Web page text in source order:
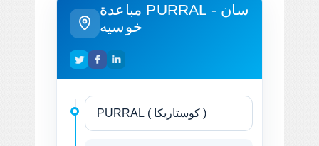
مباعدة PURRAL - سان
خوسيه